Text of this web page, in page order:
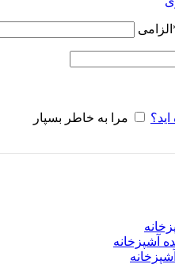
الزامی
مرا به خاطر بسپار
آشپزخانه